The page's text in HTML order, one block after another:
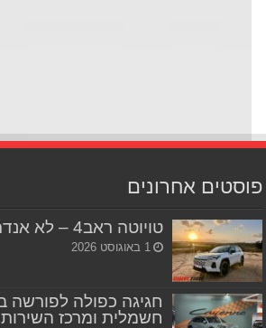
אחרונים
טויוטה ראב4 – לא אנדרדוג
1 באוגוסט 2026
חגיגה כפולה לפורשה
חשמלית ומרכז השירות